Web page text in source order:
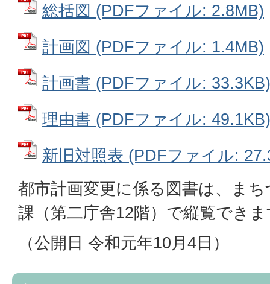
総括図 (PDFファイル: 2.8MB)
計画図 (PDFファイル: 1.4MB)
計画書 (PDFファイル: 33.3KB)
理由書 (PDFファイル: 49.1KB)
新旧対照表 (PDFファイル:
都市計画変更に係る図書は、ま
課（第二庁舎12階）で縦覧でき
（公開日 令和元年10月4日）